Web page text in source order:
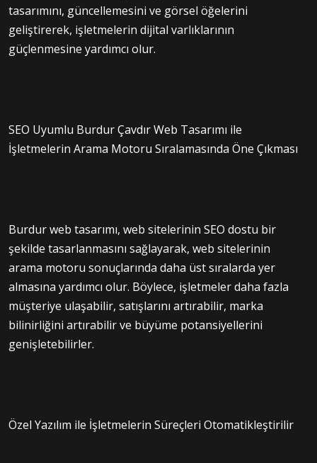
tasarımını, güncellemesini ve görsel öğelerini
geliştirerek, işletmelerin dijital varlıklarının
güçlenmesine yardımcı olur.
SEO Uyumlu Burdur Çavdır Web Tasarımı ile
İşletmelerin Arama Motoru Sıralamasında Öne Çıkması
Burdur web tasarımı, web sitelerinin SEO dostu bir
şekilde tasarlanmasını sağlayarak, web sitelerinin
arama motoru sonuçlarında daha üst sıralarda yer
almasına yardımcı olur. Böylece, işletmeler daha fazla
müşteriye ulaşabilir, satışlarını artırabilir, marka
bilinirliğini artırabilir ve büyüme potansiyellerini
genişletebilirler.
Özel Yazılım ile İşletmelerin Süreçleri Otomatikleştirilir